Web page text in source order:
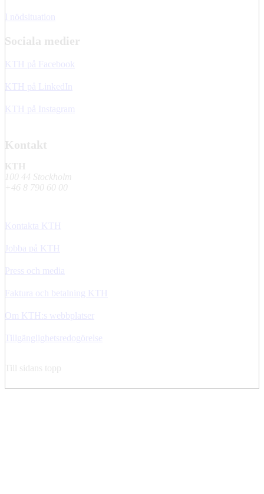
I nödsituation
Sociala medier
KTH på Facebook
KTH på LinkedIn
KTH på Instagram
Kontakt
KTH
100 44 Stockholm
+46 8 790 60 00
Kontakta KTH
Jobba på KTH
Press och media
Faktura och betalning KTH
Om KTH:s webbplatser
Tillgänglighetsredogörelse
Till sidans topp